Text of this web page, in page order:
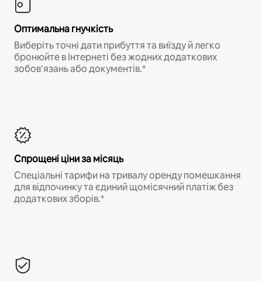
Оптимальна гнучкість
Виберіть точні дати прибуття та виїзду й легко
бронюйте в Інтернеті без жодних додаткових
зобов’язань або документів.*
Спрощені ціни за місяць
Спеціальні тарифи на тривалу оренду помешкання
для відпочинку та єдиний щомісячний платіж без
додаткових зборів.*